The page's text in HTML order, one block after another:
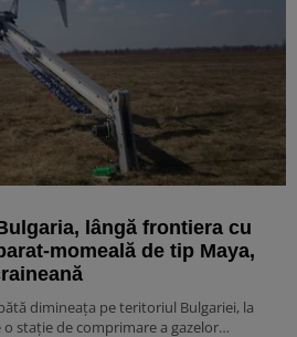
lângă frontiera cu
momeală de tip Maya,
dimineața pe teritoriul Bulgariei, la
stație de comprimare a gazelor…